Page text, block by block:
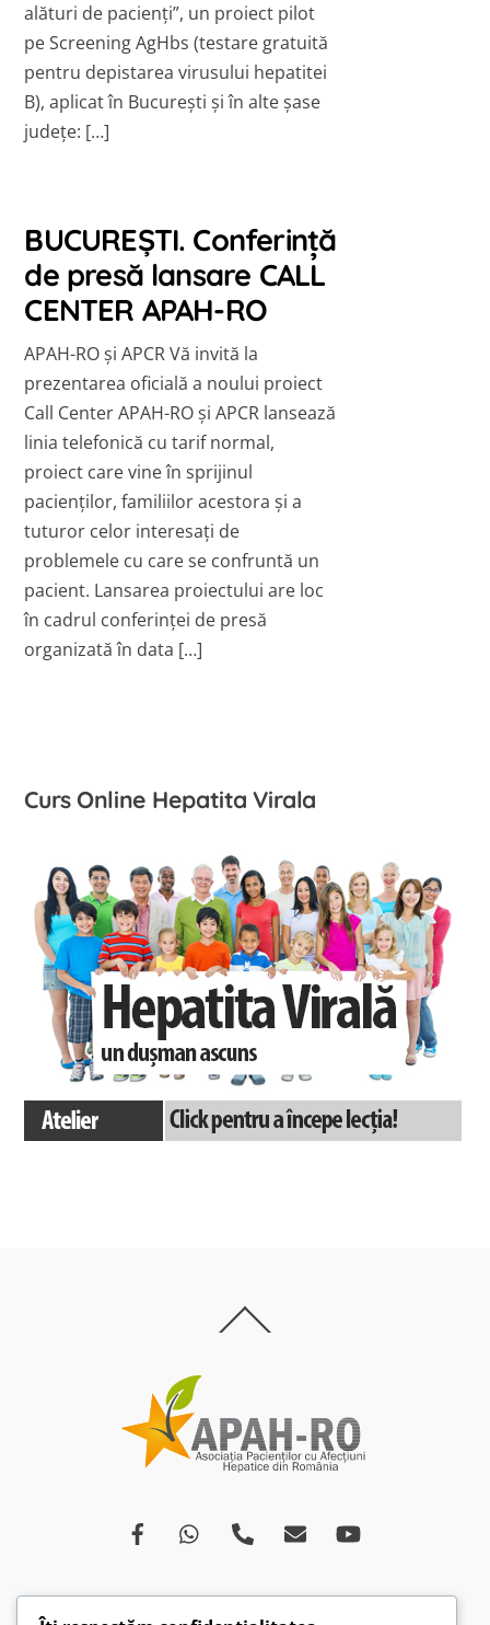
alături de pacienţi”, un proiect pilot
pe Screening AgHbs (testare gratuită
pentru depistarea virusului hepatitei
B), aplicat în Bucureşti şi în alte şase
judeţe: […]
BUCUREȘTI. Conferință
de presă lansare CALL
CENTER APAH-RO
APAH-RO şi APCR Vă invită la
prezentarea oficială a noului proiect
Call Center APAH-RO şi APCR lansează
linia telefonică cu tarif normal,
proiect care vine în sprijinul
pacienţilor, familiilor acestora şi a
tuturor celor interesaţi de
problemele cu care se confruntă un
pacient. Lansarea proiectului are loc
în cadrul conferinţei de presă
organizată în data […]
Curs Online Hepatita Virala
To